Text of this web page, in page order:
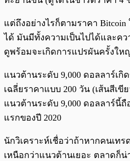
แต่ถึงอย่างไรก็ตามราคา
ได้ มันมีทั้งความเป็นไปได้และค
ดูพร้อมจะเกิดการแปรผันครั้งให
แนวต้านระดับ 9,000 ดอลลาร์เ
เฉลี่ยราคาแบบ 200 วัน (เส้นสีเขี
แนวต้านระดับ 9,000 ดอลลาร์นี้
แรกของปี 2020
นักวิเคราะห์เชื่อว่าถ้าหากคนเทร
เหนือกว่าแนวต้านเยอะ ตลาดก็